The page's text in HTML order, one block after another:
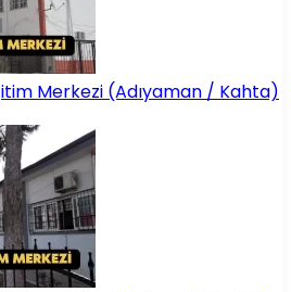
Merkezi (Adıyaman / Kahta)